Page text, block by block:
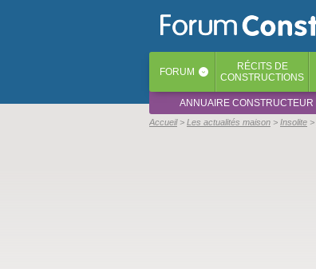
FORUM ‹ RÉCITS DE
CONSTRUCTIONS
ANNUAIRE CONSTRUCTEUR
Accueil Les actualités maison Insolite